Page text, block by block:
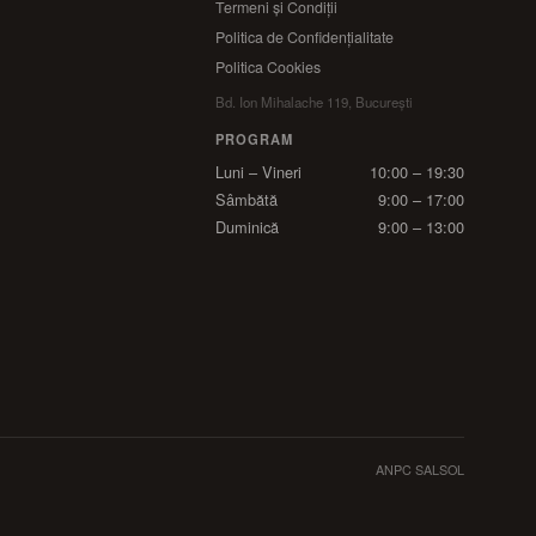
Termeni și Condiții
Politica de Confidențialitate
Politica Cookies
Bd. Ion Mihalache 119, București
PROGRAM
Luni – Vineri
10:00 – 19:30
Sâmbătă
9:00 – 17:00
Duminică
9:00 – 13:00
ANPC SALSOL